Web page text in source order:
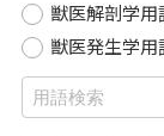
獣医解剖学用
獣医発生学用